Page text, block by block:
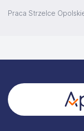
Praca Strzelce